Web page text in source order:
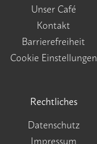
Unser Café
Kontakt
Barrierefreiheit
Cookie Einstellungen
Rechtliches
Datenschutz
Impressum